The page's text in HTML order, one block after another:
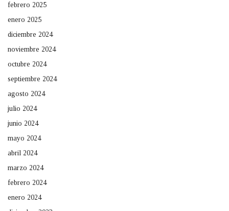
febrero 2025
enero 2025
diciembre 2024
noviembre 2024
octubre 2024
septiembre 2024
agosto 2024
julio 2024
junio 2024
mayo 2024
abril 2024
marzo 2024
febrero 2024
enero 2024